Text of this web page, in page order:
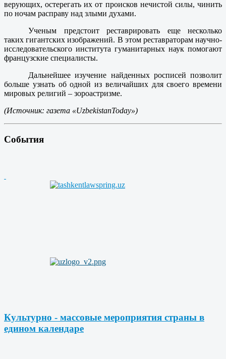
верующих, остерегать их от происков нечистой силы, чинить
по ночам расправу над злыми духами.
Ученым предстоит реставрировать еще несколько
таких гигантских изображений. В этом реставраторам научно-
исследовательского института гуманитарных наук помогают
французские специалисты.
Дальнейшее изучение найденных росписей позволит
больше узнать об одной из величайших для своего времени
мировых религий – зороастризме.
(Источник: газета «UzbekistanToday»)
События
Культурно - массовые мероприятия страны в
едином календаре